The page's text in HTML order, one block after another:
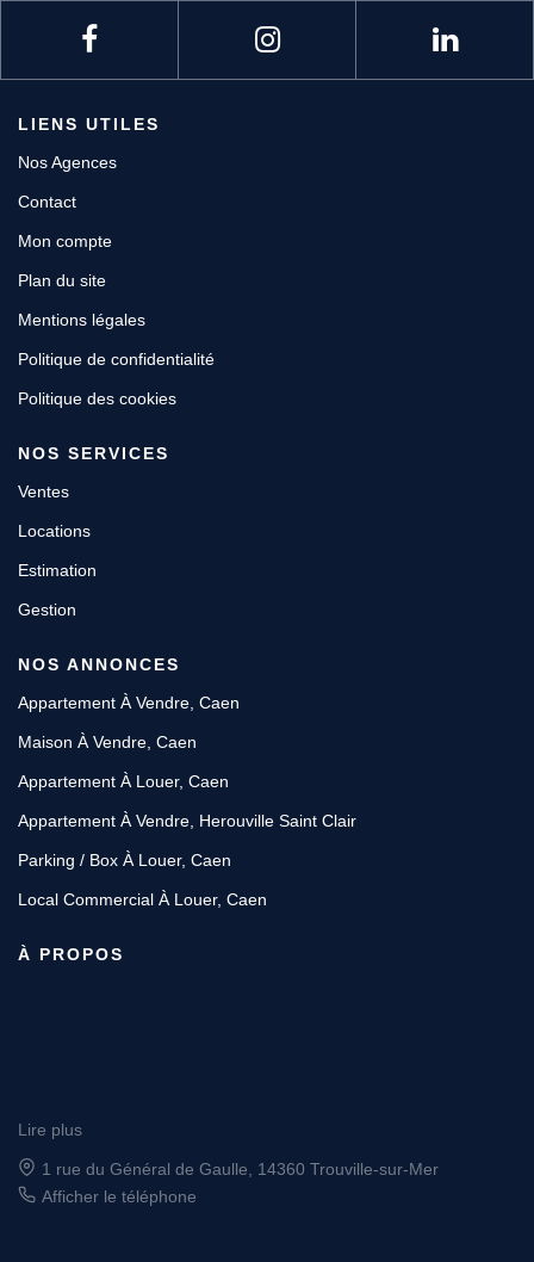
LIENS UTILES
Nos Agences
Contact
Mon compte
Plan du site
Mentions légales
Politique de confidentialité
Politique des cookies
NOS SERVICES
Ventes
Locations
Estimation
Gestion
NOS ANNONCES
Appartement À Vendre, Caen
Maison À Vendre, Caen
Appartement À Louer, Caen
Appartement À Vendre, Herouville Saint Clair
Parking / Box À Louer, Caen
Local Commercial À Louer, Caen
À PROPOS
Lire plus
4 rue Saint Sauveur, 14000 CAEN
Afficher le téléphone